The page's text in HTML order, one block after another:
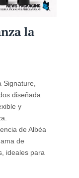
la
diseñada
y
de Albéa
de
ideales para